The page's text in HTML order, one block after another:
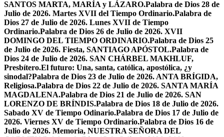
SANTOS MARTA, MARÍA y LÁZARO.Palabra de Dios 28 de
Julio de 2026. Martes XVII del Tiempo Ordinario.Palabra de
Dios 27 de Julio de 2026. Lunes XVII de Tiempo
Ordinario.Palabra de Dios 26 de Julio de 2026. XVII
DOMINGO DEL TIEMPO ORDINARIO.Palabra de Dios 25
de Julio de 2026. Fiesta, SANTIAGO APÓSTOL.Palabra de
Dios 24 de Julio de 2026. SAN CHÁRBEL MAKHLUF,
Presbítero.El futuro: Una, santa, católica, apostólica, ¿y
sinodal?Palabra de Dios 23 de Julio de 2026. ANTA BRÍGIDA,
Religiosa.Palabra de Dios 22 de Julio de 2026. SANTA MARÍA
MAGDALENA.Palabra de Dios 21 de Julio de 2026. SAN
LORENZO DE BRÍNDIS.Palabra de Dios 18 de Julio de 2026.
Sabado XV de Tiempo Odinario.Palabra de Dios 17 de Julio de
2026. Viernes XV de Tiempo Ordinario.Palabra de Dios 16 de
Julio de 2026. Memoria, NUESTRA SEÑORA DEL